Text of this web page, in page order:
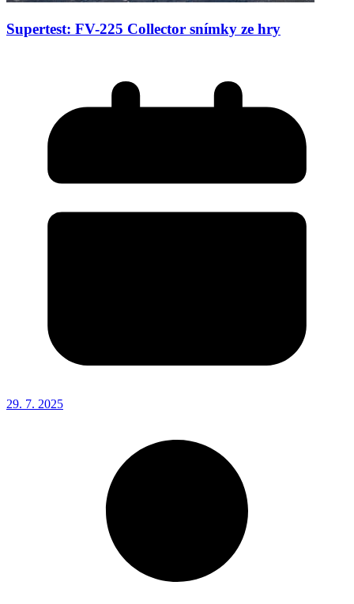
Supertest: FV-225 Collector snímky ze hry
29. 7. 2025